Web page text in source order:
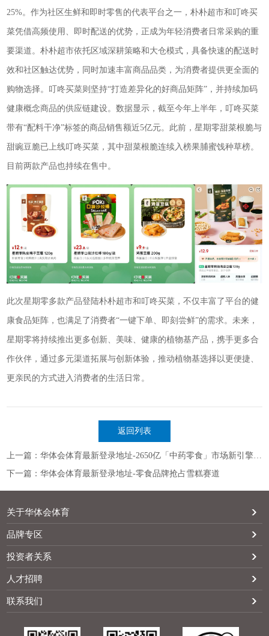
25%。作为社区生鲜和即时零售的代表平台之一，朴朴超市和叮咚买
菜凭借高频使用、即时配送的优势，正成为年轻消费者日常采购的重
要渠道。朴朴超市依托区域深耕策略和大仓模式，具备快速的配送时
效和社区触达优势，同时加速丰富商品品类，为消费者提供更全面的
购物选择。叮咚买菜则坚持“打造差异化的好商品矩阵”，并持续加码
健康概念商品的供应链建设。数据显示，截至今年上半年，叮咚买菜
带有“配料干净”标签的商品销售额近5亿元。此前，星期零甜菜根脆与
甜豌豆脆已上线叮咚买菜，其中甜菜根脆连续入榜果脯蜜饯种草榜。
目前两款产品也持续在售中。
此次星期零多款产品登陆朴朴超市和叮咚买菜，不仅丰富了平台的健
康食品矩阵，也满足了消费者“一键下单、即刻尝鲜”的需求。未来，
星期零将持续推出更多创新、美味、健康的植物基产品，携手更多合
作伙伴，通过多元渠道拓展与创新体验，推动植物基选择以更便捷、
更亲民的方式进入消费者的生活日常。
返回列表
上一篇：华体会体育最新登录地址-2650亿「中药零食」市场新引擎：解密4大升级趋势，实现精准突围
下一篇：华体会体育最新登录地址-零食品牌抢占雪糕赛道
关于华体会体育
品牌专区
投资者关系
人才招聘
联系我们